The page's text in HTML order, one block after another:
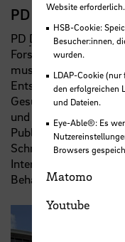
PD Dr. Tibor M.
PD Dr.
Tibor M.
Forscher mit den
muskuloskelettale
und arbeitet als
Publikationen. Seine
Interventionen,
Behandlung von
Website erforderlich.
HSB-Cookie:
Besucher:innen,
wurden.
LDAP-Cookie
den erfolgreichen
und Dateien.
Eye-Able®: Es
Browsers
Matomo
Youtube